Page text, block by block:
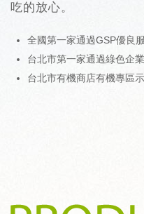
吃的放心。
全國第一家通過GSP優良
台北市第一家通過綠色企
台北市有機商店有機專區示